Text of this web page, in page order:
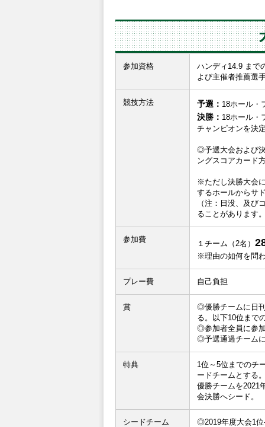
参加資格
ハンディ14.9 まで
よび主催者推薦選
競技方法 予選： 18ホール・
決勝： 18ホール・
チャンピオンを決
◎予選大会および
ングスコアカード
※ただし決勝大会
するホールからサ
（注：日没、及び
ることがあります
参加費 １チーム（2名）
※理由の如何を問
プレー費 自己負担
賞
◎優勝チームに日
る。以下10位まで
◎参加者全員に参
◎予選通過チーム
特典
1位～5位までのチ
ードチームとする
優勝チームを2021
会決勝へシード。
シードチーム
◎2019年度大会1位